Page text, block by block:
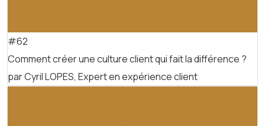
#62
Comment créer une culture client qui fait la différence ?
par Cyril LOPES, Expert en expérience client